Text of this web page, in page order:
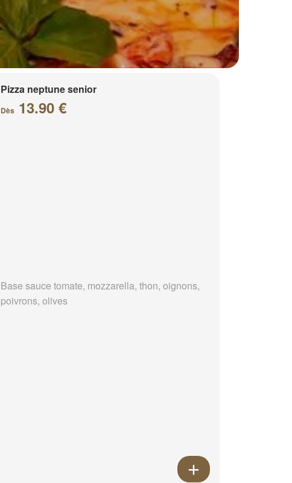
Pizza neptune senior
Dès 13.90 €
Base sauce tomate, mozzarella, thon, oignons,
poivrons, olives